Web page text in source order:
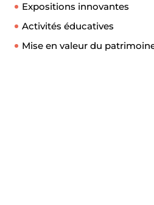
Expositions innovantes
Activités éducatives
Mise en valeur du